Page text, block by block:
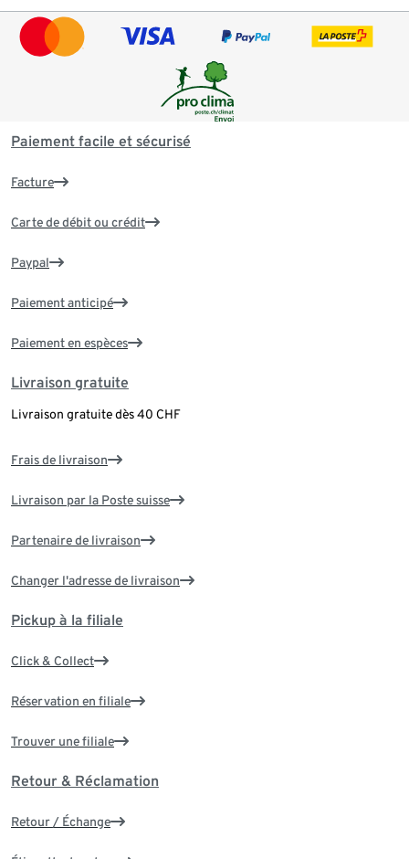
Paiement facile et sécurisé
Facture
Carte de débit ou crédit
Paypal
Paiement anticipé
Paiement en espèces
Livraison gratuite
Livraison gratuite dès 40 CHF
Frais de livraison
Livraison par la Poste suisse
Partenaire de livraison
Changer l'adresse de livraison
Pickup à la filiale
Click & Collect
Réservation en filiale
Trouver une filiale
Retour & Réclamation
Retour / Échange